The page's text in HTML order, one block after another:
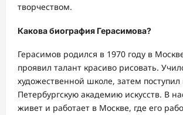
творчеством.
Какова биография Герасимова?
Герасимов родился в 1970 году в
проявил талант красиво рисовать.
художественной школе, затем поступил
Петербургскую академию искусств. В
живет и работает в Москве, где его